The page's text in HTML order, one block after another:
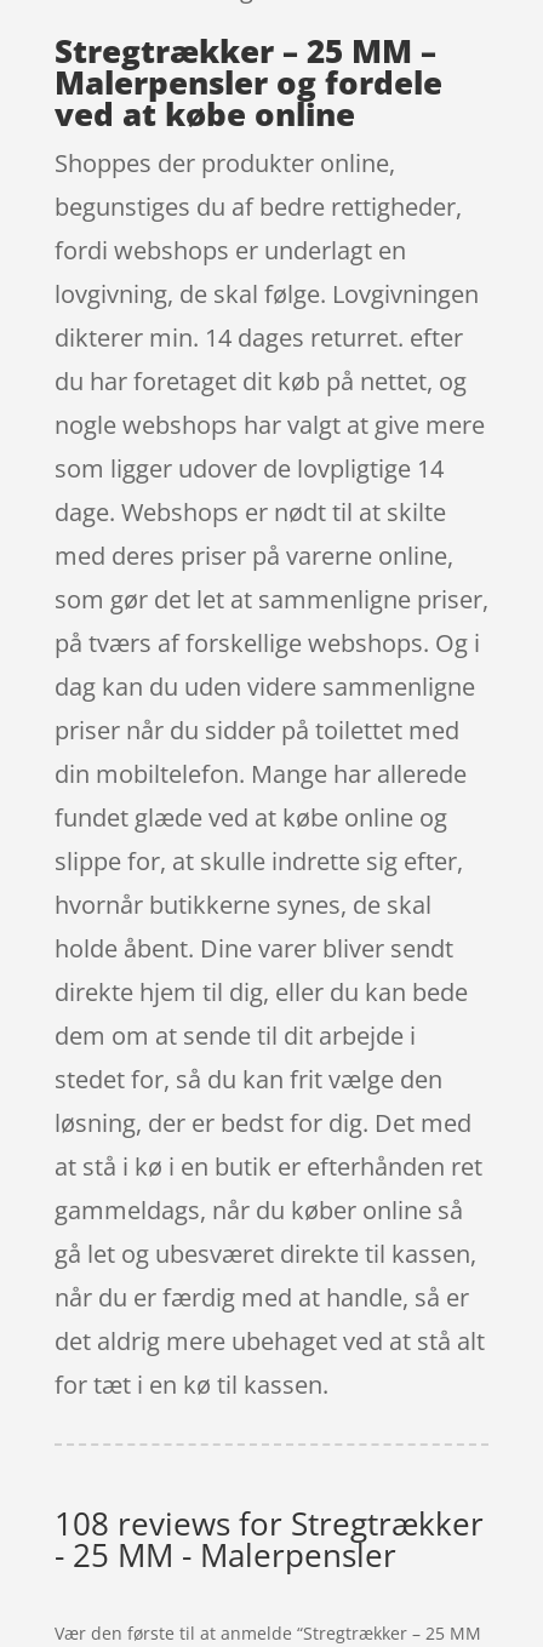
Stregtrækker – 25 MM –
Malerpensler og fordele
ved at købe online
Shoppes der produkter online,
begunstiges du af bedre rettigheder,
fordi webshops er underlagt en
lovgivning, de skal følge. Lovgivningen
dikterer min. 14 dages returret. efter
du har foretaget dit køb på nettet, og
nogle webshops har valgt at give mere
som ligger udover de lovpligtige 14
dage. Webshops er nødt til at skilte
med deres priser på varerne online,
som gør det let at sammenligne priser,
på tværs af forskellige webshops. Og i
dag kan du uden videre sammenligne
priser når du sidder på toilettet med
din mobiltelefon. Mange har allerede
fundet glæde ved at købe online og
slippe for, at skulle indrette sig efter,
hvornår butikkerne synes, de skal
holde åbent. Dine varer bliver sendt
direkte hjem til dig, eller du kan bede
dem om at sende til dit arbejde i
stedet for, så du kan frit vælge den
løsning, der er bedst for dig. Det med
at stå i kø i en butik er efterhånden ret
gammeldags, når du køber online så
gå let og ubesværet direkte til kassen,
når du er færdig med at handle, så er
det aldrig mere ubehaget ved at stå alt
for tæt i en kø til kassen.
108 reviews for Stregtrækker
- 25 MM - Malerpensler
Vær den første til at anmelde “Stregtrækker – 25 MM